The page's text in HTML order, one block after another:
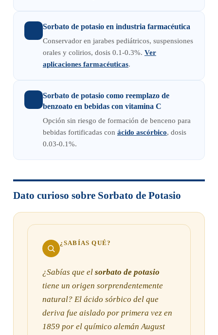
Sorbato de potasio en industria farmacéutica
Conservador en jarabes pediátricos, suspensiones
orales y colirios, dosis 0.1-0.3%. Ver
aplicaciones farmacéuticas.
Sorbato de potasio como reemplazo de
benzoato en bebidas con vitamina C
Opción sin riesgo de formación de benceno para
bebidas fortificadas con ácido ascórbico, dosis
0.03-0.1%.
Dato curioso sobre Sorbato de Potasio
¿SABÍAS QUÉ?
¿Sabías que el sorbato de potasio
tiene un origen sorprendentemente
natural? El ácido sórbico del que
deriva fue aislado por primera vez en
1859 por el químico alemán August